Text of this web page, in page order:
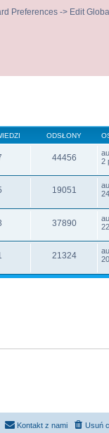
Preferences -> Edit
ODSŁONY
44456
2
19051
37890
21324
Usuń
Kontakt z nami